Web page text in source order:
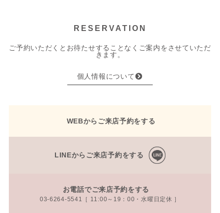
RESERVATION
ご予約いただくとお待たせすることなくご案内をさせていただ
きます。
個人情報について
WEBからご来店予約をする
LINEからご来店予約をする
お電話でご来店予約をする
03-6264-5541［ 11:00～19：00・水曜日定休 ］